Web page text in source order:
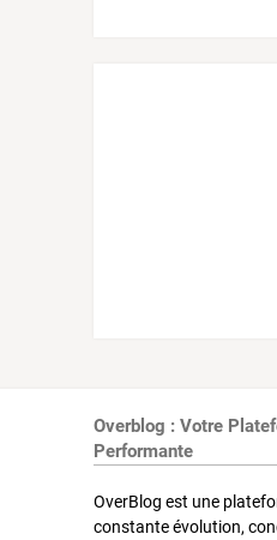
Overblog : Votre
Performante
OverBlog est une
constante évolution,